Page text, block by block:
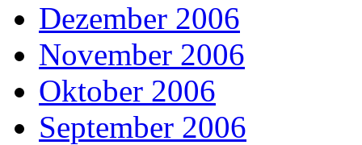
Dezember 2006
November 2006
Oktober 2006
September 2006